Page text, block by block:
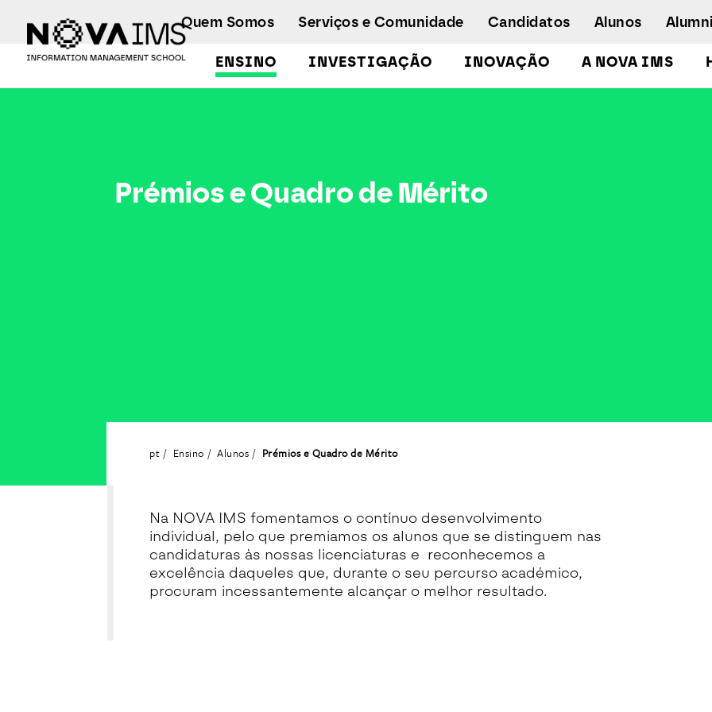
ENSINO
Doutoramento em Gestão de Informação
Formação de Executivos
INVESTIGAÇÃO INOVAÇÃO A NOVA IMS
Quem Somos Serviços e Comunidade Candidatos Alunos Alumni
Prémios e Quadro de Mérito
Prémios e Quadro de Mérito
pt Ensino Alunos Prémios e Quadro de Mérito
Na NOVA IMS fomentamos o contínuo desenvolvimento
individual, pelo que premiamos os alunos que se distinguem nas
candidaturas às nossas licenciaturas e reconhecemos a
excelência daqueles que, durante o seu percurso académico,
procuram incessantemente alcançar o melhor resultado.